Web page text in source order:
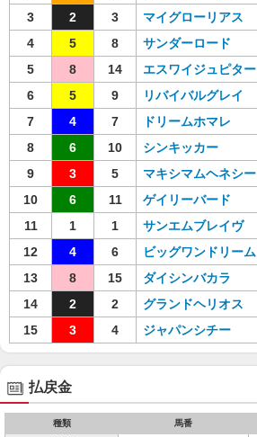
3
2 3 マイグローリアス
4
5 8 サンダーロード
5
8 14 エスワイジュピター
6
5 9 リバイバルグレイ
7
4 7 ドリームホマレ
8
6 10 シンキッカー
9
3 5 マキシマムヘネシー
10
6 11 ゲイリーバード
11
1 1 サンエムブレイヴ
12
4 6 ビッグワンドリーム
13
8 15 ダイシンバカラ
14
2 2 グランドヘリオス
15
3 4 ジャパンシチー
払戻金
種類 馬番